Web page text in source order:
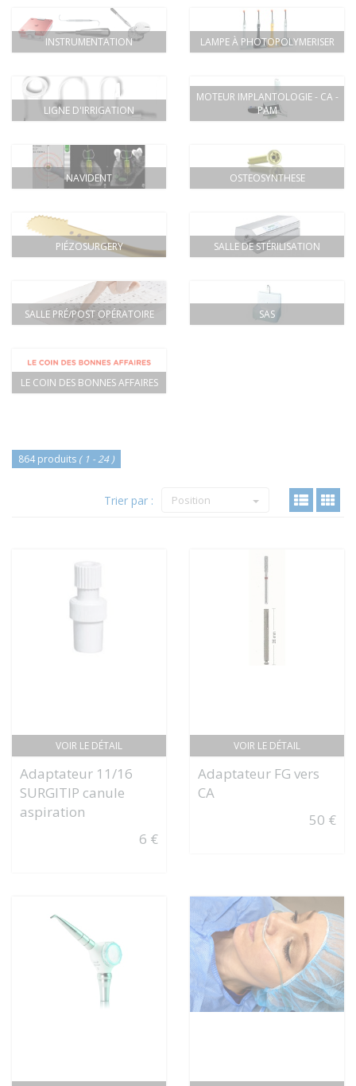
INSTRUMENTATION LAMPE À PHOTOPOLYMERISER
LIGNE D'IRRIGATION
MOTEUR IMPLANTOLOGIE - CA -
PAM
NAVIDENT OSTEOSYNTHESE
PIÉZOSURGERY SALLE DE STÉRILISATION
SALLE PRÉ/POST OPÉRATOIRE SAS
LE COIN DES BONNES AFFAIRES
864 produits ( 1 - 24 )
Trier par : Position
VOIR LE DÉTAIL
Adaptateur 11/16
SURGITIP canule
aspiration
6 €
VOIR LE DÉTAIL
Adaptateur FG vers
CA
50 €